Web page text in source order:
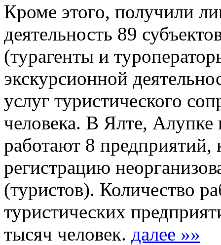
Кроме этого, получили
деятельность 89
(турагенты и
экскурсионной
услуг туристического
человека. В Ялте, Алупке
работают 8 предприятий,
регистрацию
(туристов). Количество
туристических
тысяч человек. далее »»